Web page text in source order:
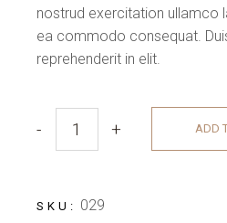
nostrud exercitation ullamco
ea commodo consequat.
reprehenderit in elit.
- + ADD
SKU: 029